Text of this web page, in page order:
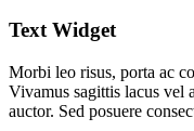
Text Widget
Morbi leo risus, porta ac
Vivamus sagittis lacus vel
auctor. Sed posuere